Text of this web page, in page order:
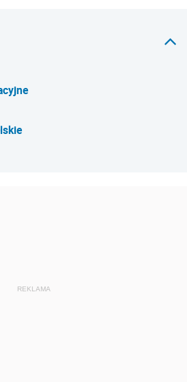
REKLAMA